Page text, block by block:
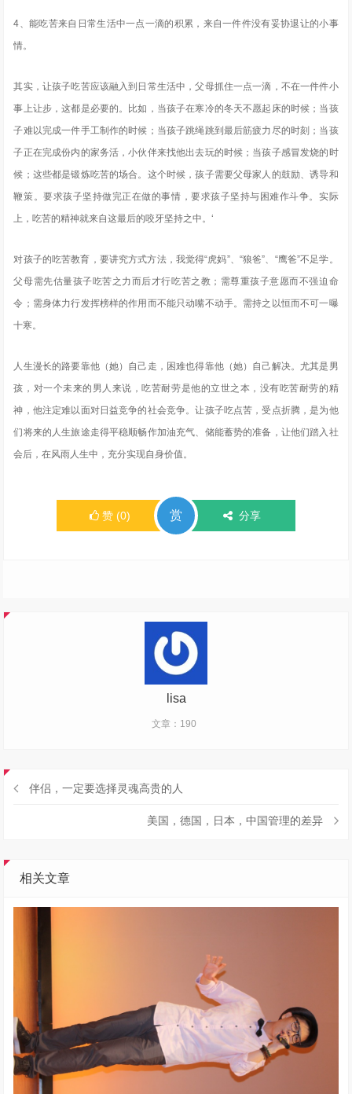
4、能吃苦来自日常生活中一点一滴的积累，来自一件件没有妥协退让的小事
情。
其实，让孩子吃苦应该融入到日常生活中，父母抓住一点一滴，不在一件件小
事上让步，这都是必要的。比如，当孩子在寒冷的冬天不愿起床的时候；当孩
子难以完成一件手工制作的时候；当孩子跳绳跳到最后筋疲力尽的时刻；当孩
子正在完成份内的家务活，小伙伴来找他出去玩的时候；当孩子感冒发烧的时
候；这些都是锻炼吃苦的场合。这个时候，孩子需要父母家人的鼓励、诱导和
鞭策。要求孩子坚持做完正在做的事情，要求孩子坚持与困难作斗争。实际
上，吃苦的精神就来自这最后的咬牙坚持之中。‘
对孩子的吃苦教育，要讲究方式方法，我觉得“虎妈”、“狼爸”、“鹰爸”不足学。
父母需先估量孩子吃苦之力而后才行吃苦之教；需尊重孩子意愿而不强迫命
令；需身体力行发挥榜样的作用而不能只动嘴不动手。需持之以恒而不可一曝
十寒。
人生漫长的路要靠他（她）自己走，困难也得靠他（她）自己解决。尤其是男
孩，对一个未来的男人来说，吃苦耐劳是他的立世之本，没有吃苦耐劳的精
神，他注定难以面对日益竞争的社会竞争。让孩子吃点苦，受点折腾，是为他
们将来的人生旅途走得平稳顺畅作加油充气、储能蓄势的准备，让他们踏入社
会后，在风雨人生中，充分实现自身价值。
赞 (0) 赏 分享
lisa
文章：190
伴侣，一定要选择灵魂高贵的人
美国，德国，日本，中国管理的差异
相关文章